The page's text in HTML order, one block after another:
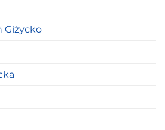
Giżycko